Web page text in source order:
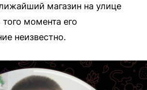
магазин на улице
момента его
неизвестно.